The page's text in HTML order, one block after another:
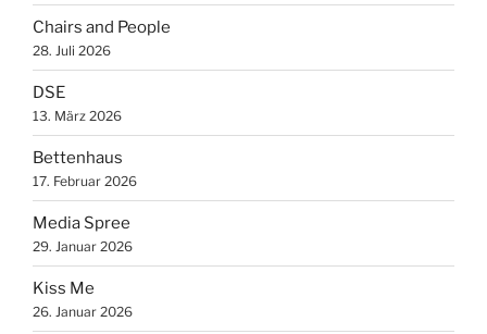
Chairs and People
28. Juli 2026
DSE
13. März 2026
Bettenhaus
17. Februar 2026
Media Spree
29. Januar 2026
Kiss Me
26. Januar 2026